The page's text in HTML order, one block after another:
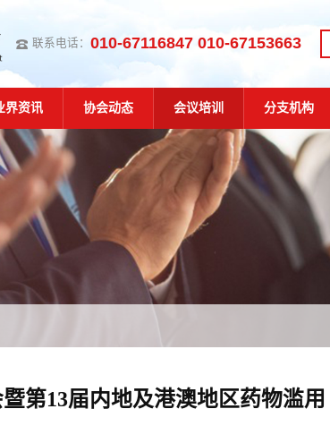
联系电话：010-67116847 010-67153663
界资讯 协会动态 会议培训 分支机构
第13届内地及港澳地区药物滥用